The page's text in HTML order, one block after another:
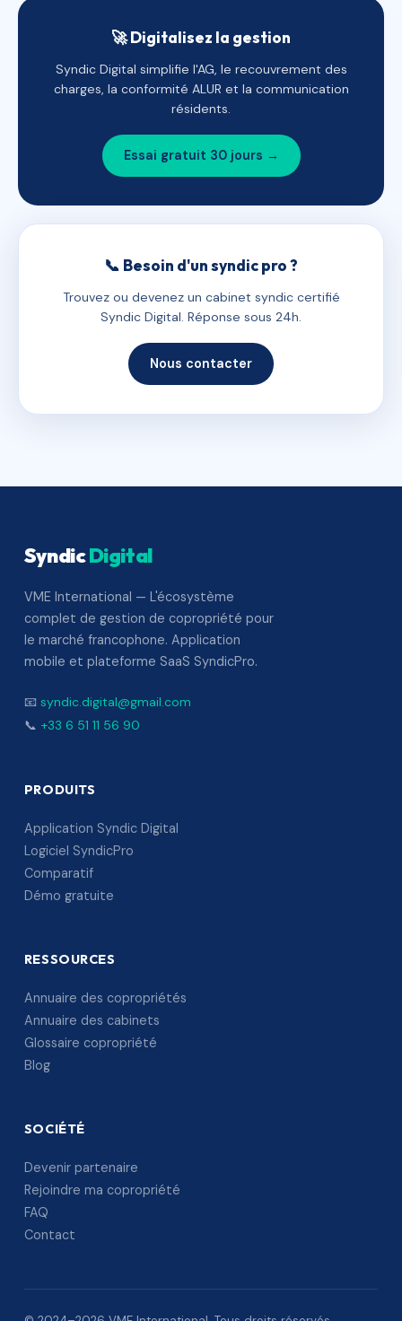
🚀 Digitalisez la gestion
Syndic Digital simplifie l'AG, le recouvrement des
charges, la conformité ALUR et la communication
résidents.
Essai gratuit 30 jours →
📞 Besoin d'un syndic pro ?
Trouvez ou devenez un cabinet syndic certifié
Syndic Digital. Réponse sous 24h.
Nous contacter
SyndicDigital
VME International — L'écosystème
complet de gestion de copropriété pour
le marché francophone. Application
mobile et plateforme SaaS SyndicPro.
📧 syndic.digital@gmail.com
📞 +33 6 51 11 56 90
PRODUITS
Application Syndic Digital
Logiciel SyndicPro
Comparatif
Démo gratuite
RESSOURCES
Annuaire des copropriétés
Annuaire des cabinets
Glossaire copropriété
Blog
SOCIÉTÉ
Devenir partenaire
Rejoindre ma copropriété
FAQ
Contact